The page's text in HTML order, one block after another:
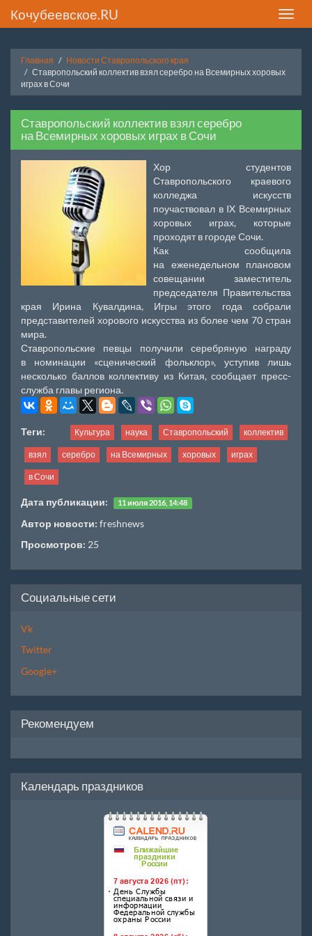
Toggle
Кочубеевское.RU
Главная
Новости Ставропольского края
Ставропольский коллектив взял серебро на Всемирных хоровых
играх в Сочи
Ставропольский коллектив взял серебро
на Всемирных хоровых играх в Сочи
Хор студентов
Ставропольского краевого
колледжа искусств
поучаствовал в IX Всемирных
хоровых играх, которые
проходят в городе Сочи.
Как сообщила
на еженедельном плановом
совещании заместитель
председателя Правительства
края Ирина Кувалдина, Игры этого года собрали
представителей хорового искусства из более чем 70 стран
мира.
Ставропольские певцы получили серебряную награду
в номинации «сценический фольклор», уступив лишь
несколько баллов коллективу из Китая, сообщает пресс-
служба главы региона.
Теги: Культура наука Ставропольский коллектив
взял серебро на Всемирных хоровых играх
в Сочи
Дата публикации: 11 июля 2016, 14:48
Автор новости: freshnews
Просмотров: 25
Социальные сети
Vk
Twitter
Google+
Рекомендуем
Календарь праздников